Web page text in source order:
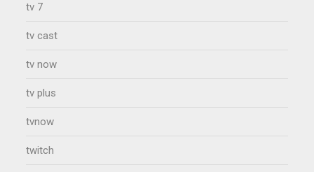
tv 7
tv cast
tv now
tv plus
tvnow
twitch